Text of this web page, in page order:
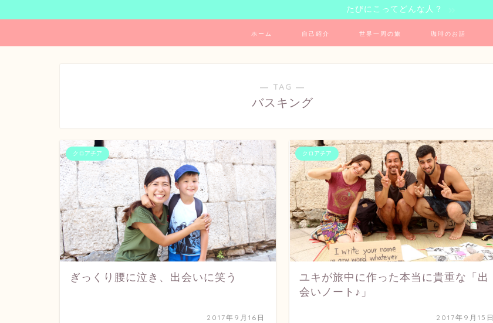
たびにこってどんな人？
ホーム 自己紹介 世界一周の旅 珈琲のお話
― TAG ―
バスキング
クロアチア
ぎっくり腰に泣き、出会いに笑う
2017年9月16日
クロアチア
ユキが旅中に作った本当に貴重な「出
会いノート♪」
2017年9月15日